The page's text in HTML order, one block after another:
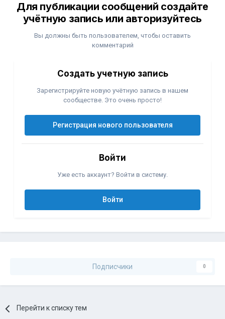
Для публикации сообщений создайте
учётную запись или авторизуйтесь
Вы должны быть пользователем, чтобы оставить
комментарий
Создать учетную запись
Зарегистрируйте новую учётную запись в нашем
сообществе. Это очень просто!
Регистрация нового пользователя
Войти
Уже есть аккаунт? Войти в систему.
Войти
Подписчики 0
Перейти к списку тем